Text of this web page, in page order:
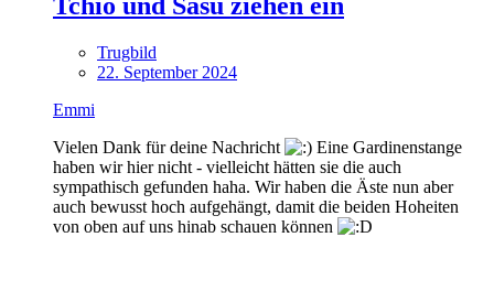
Tchio und Sasu ziehen ein
Trugbild
22. September 2024
Emmi
Vielen Dank für deine Nachricht
Eine Gardinenstange
haben wir hier nicht - vielleicht hätten sie die auch
sympathisch gefunden haha. Wir haben die Äste nun aber
auch bewusst hoch aufgehängt, damit die beiden Hoheiten
von oben auf uns hinab schauen können